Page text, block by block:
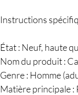
Instructions
État : Neuf, haute
Nom du produit :
Genre : Homme
Matière principale :